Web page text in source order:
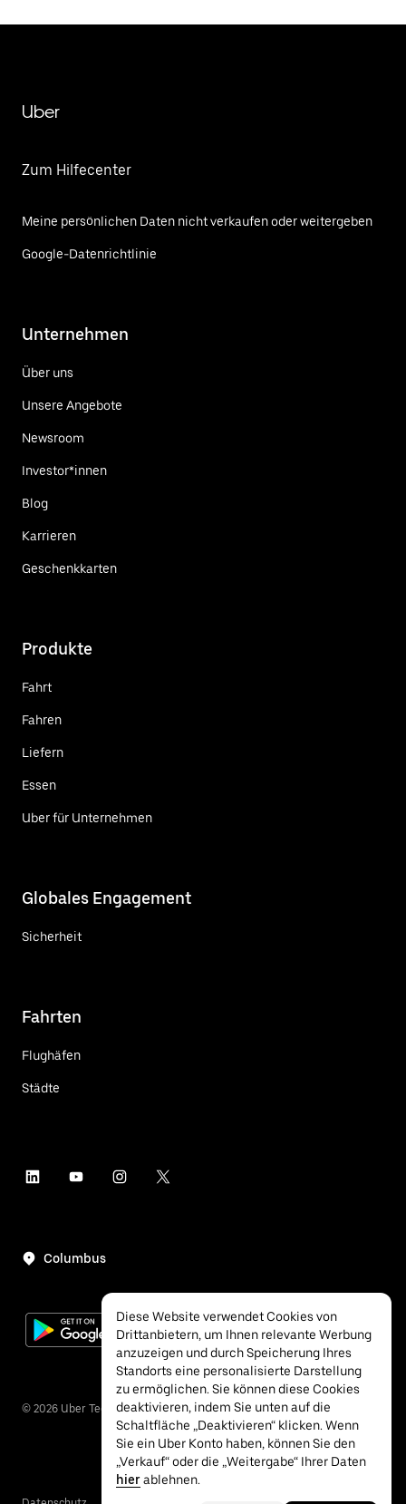
Uber
Zum Hilfecenter
Meine persönlichen Daten nicht verkaufen oder weitergeben
Google-Datenrichtlinie
Unternehmen
Über uns
Unsere Angebote
Newsroom
Investor*innen
Blog
Karrieren
Geschenkkarten
Produkte
Fahrt
Fahren
Liefern
Essen
Uber für Unternehmen
Globales Engagement
Sicherheit
Fahrten
Flughäfen
Städte
Columbus
© 2026 Uber Technologies Inc.
Diese Website verwendet Cookies von
Drittanbietern, um Ihnen relevante Werbung
anzuzeigen und durch Speicherung Ihres
Standorts eine personalisierte Darstellung
zu ermöglichen. Sie können diese Cookies
deaktivieren, indem Sie unten auf die
Schaltfläche „Deaktivieren“ klicken. Wenn
Sie ein Uber Konto haben, können Sie den
„Verkauf“ oder die „Weitergabe“ Ihrer Daten
hierablehnen.